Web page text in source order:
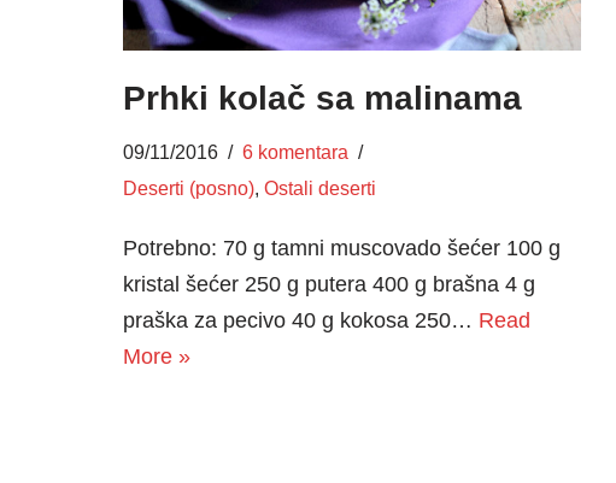
Prhki kolač sa malinama
09/11/2016
6 komentara
Deserti (posno), Ostali deserti
Potrebno: 70 g tamni muscovado šećer 100 g
kristal šećer 250 g putera 400 g brašna 4 g
praška za pecivo 40 g kokosa 250… Read
More »